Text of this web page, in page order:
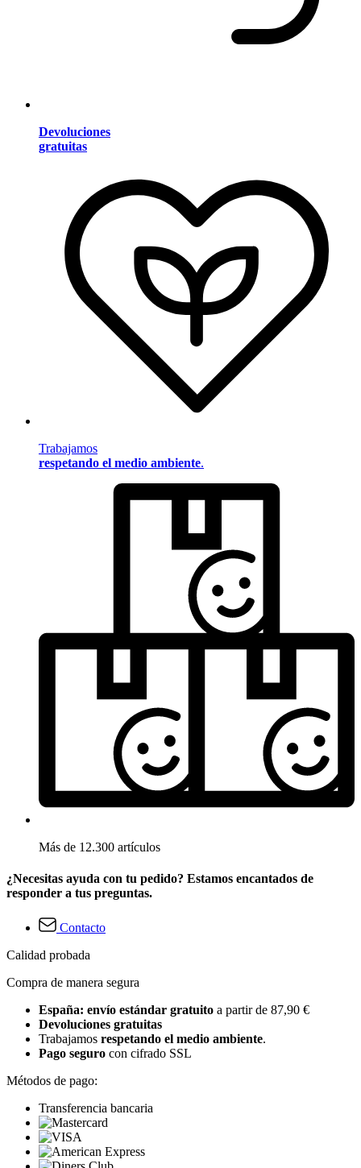
Devoluciones
gratuitas
Trabajamos
respetando el medio ambiente.
Más de 12.300 artículos
¿Necesitas ayuda con tu pedido? Estamos encantados de
responder a tus preguntas.
Contacto
Calidad probada
Compra de manera segura
España: envío estándar gratuito a partir de 87,90 €
Devoluciones gratuitas
Trabajamos respetando el medio ambiente.
Pago seguro con cifrado SSL
Métodos de pago:
Transferencia bancaria